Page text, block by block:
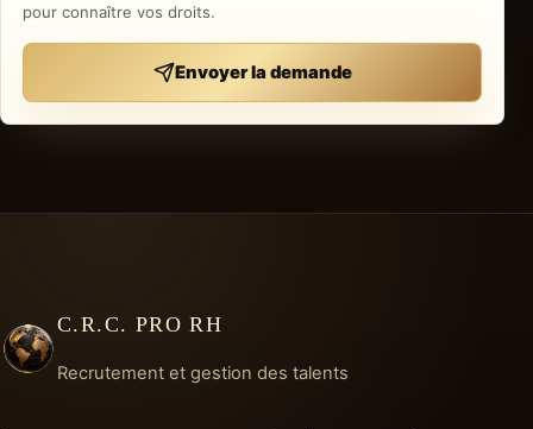
pour connaître vos droits.
Envoyer la demande
C.R.C. PRO RH
Recrutement et gestion des talents